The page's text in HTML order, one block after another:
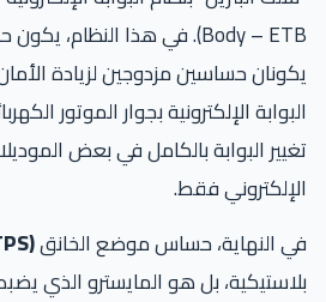
يكونان حساسين مزدوجين لزيادة
البوابة الإلكترونية بجوار الموتور
تغيير البوابة بالكامل في بعض
الإلكتروني فقط.
في النهاية، حساس موضع الخانق(TPS)
بلاستيكية، بل هو المايسترو الذي